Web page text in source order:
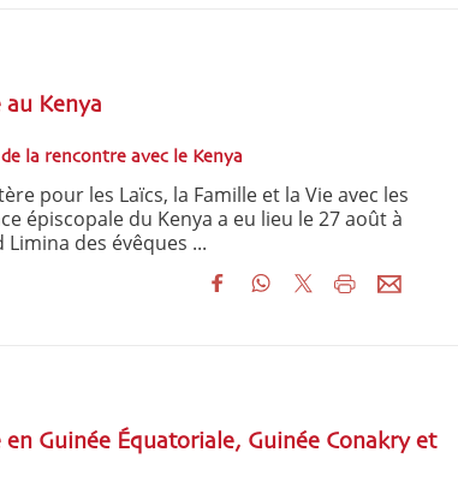
au Kenya
la rencontre avec le Kenya
pour les Laïcs, la Famille et la Vie avec les
épiscopale du Kenya a eu lieu le 27 août à
des évêques ...
en Guinée Équatoriale, Guinée Conakry et